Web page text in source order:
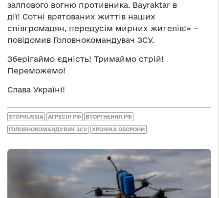
залпового вогню противника. Bayraktar в
дії! Сотні врятованих життів наших
співгромадян, передусім мирних жителів!» –
повідомив Головнокомандувач ЗСУ.
Зберігаймо єдність! Тримаймо стрій!
Переможемо!
Слава Україні!
STOPRUSSIA АГРЕСІЯ РФ ВТОРГНЕННЯ РФ
ГОЛОВНОКОМАНДУВАЧ ЗСУ ХРОНІКА ОБОРОНИ